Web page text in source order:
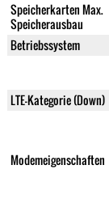
Speicherkarten Max.
Speicherausbau
Betriebssystem
LTE-Kategorie (Down)
Modemeigenschaften